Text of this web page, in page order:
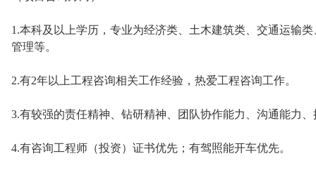
1.本科及以上学历，专业为经济类、土木建筑类、交通运输
管理等。
2.有2年以上工程咨询相关工作经验，热爱工程咨询工作。
3.有较强的责任精神、钻研精神、团队协作能力、沟通能力
4.有咨询工程师（投资）证书优先；有驾照能开车优先。